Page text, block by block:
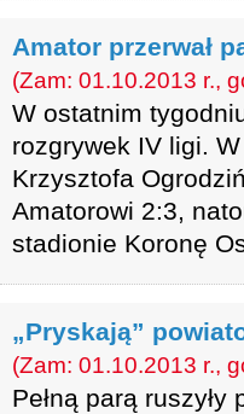
Amator przerwał
(Zam: 01.10.2013 r.,
W ostatnim
rozgrywek IV ligi.
Krzysztofa
Amatorowi 2:3,
stadionie Koronę
„Pryskają”
(Zam: 01.10.2013 r.,
Pełną parą